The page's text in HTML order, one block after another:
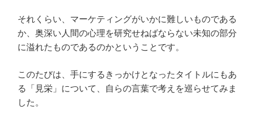
それくらい、マーケティングがいかに難しいものである
か、奥深い人間の心理を研究せねばならない未知の部分
に溢れたものであるのかということです。
このたびは、手にするきっかけとなったタイトルにもあ
る「見栄」について、自らの言葉で考えを巡らせてみま
した。